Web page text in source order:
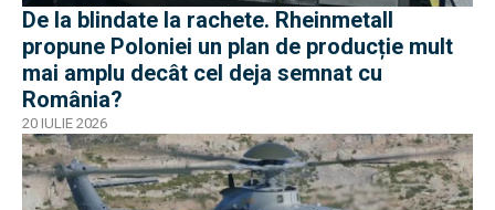
De la blindate la rachete. Rheinmetall
propune Poloniei un plan de producție mult
mai amplu decât cel deja semnat cu
România?
20 IULIE 2026